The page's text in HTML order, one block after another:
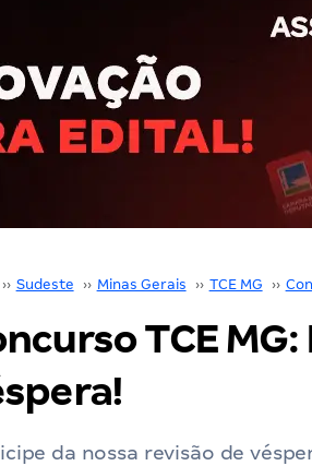
›› Sudeste ›› Minas Gerais ›› TCE MG ››
TCE
da nossa revisão de